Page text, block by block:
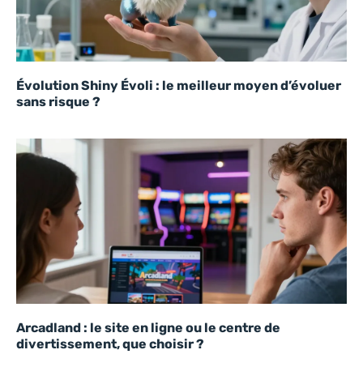
Évolution Shiny Évoli : le meilleur moyen d’évoluer
sans risque ?
Arcadland : le site en ligne ou le centre de
divertissement, que choisir ?